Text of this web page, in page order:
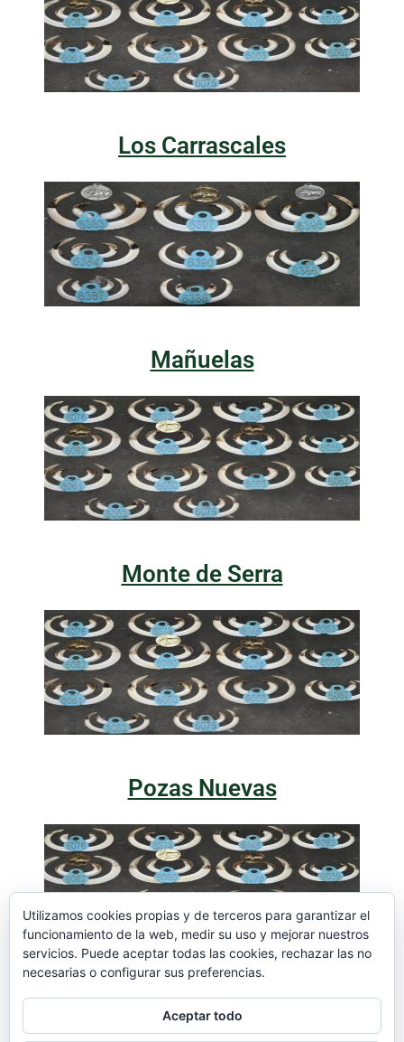
Los Carrascales
Mañuelas
Monte de Serra
Pozas Nuevas
Umbria Gato
Utilizamos cookies propias y de terceros para garantizar el
funcionamiento de la web, medir su uso y mejorar nuestros
servicios. Puede aceptar todas las cookies, rechazar las no
necesarias o configurar sus preferencias.
Aceptar todo